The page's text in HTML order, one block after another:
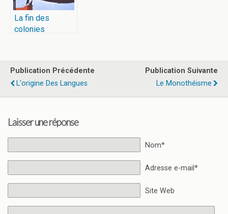
La fin des
colonies
Publication Précédente
L'origine Des Langues
Publication Suivante
Le Monothéisme
Laisser une réponse
Nom*
Adresse e-mail*
Site Web